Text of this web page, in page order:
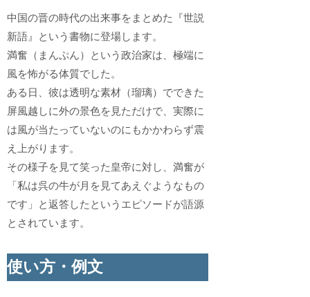
中国の晋の時代の出来事をまとめた『世説
新語』という書物に登場します。
満奮（まんぷん）という政治家は、極端に
風を怖がる体質でした。
ある日、彼は透明な素材（瑠璃）でできた
屏風越しに外の景色を見ただけで、実際に
は風が当たっていないのにもかかわらず震
え上がります。
その様子を見て笑った皇帝に対し、満奮が
「私は呉の牛が月を見てあえぐようなもの
です」と返答したというエピソードが語源
とされています。
使い方・例文